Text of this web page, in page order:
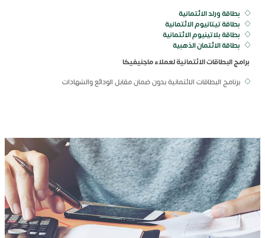
بطاقة ورلد الائتمانية
بطاقة تيتانيوم الائتمانية
بطاقة بلاتينيوم الائتمانية
بطاقة الائتمان الذهبية
برامج البطاقات الائتمانية لعملاء ماجنيفيكا
برنامج البطاقات الائتمانية بدون ضمان مقابل الودائع والشهادات